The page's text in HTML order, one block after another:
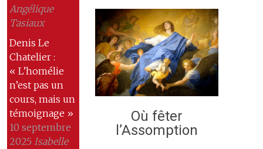
Angélique
Tasiaux
Denis Le
Chatelier :
« L’homélie
n’est pas un
cours, mais un
témoignage »
10 septembre
2025 Isabelle
Où fêter
l’Assomption